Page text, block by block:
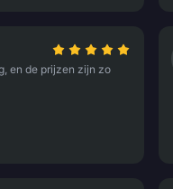
en de prijzen zijn zo